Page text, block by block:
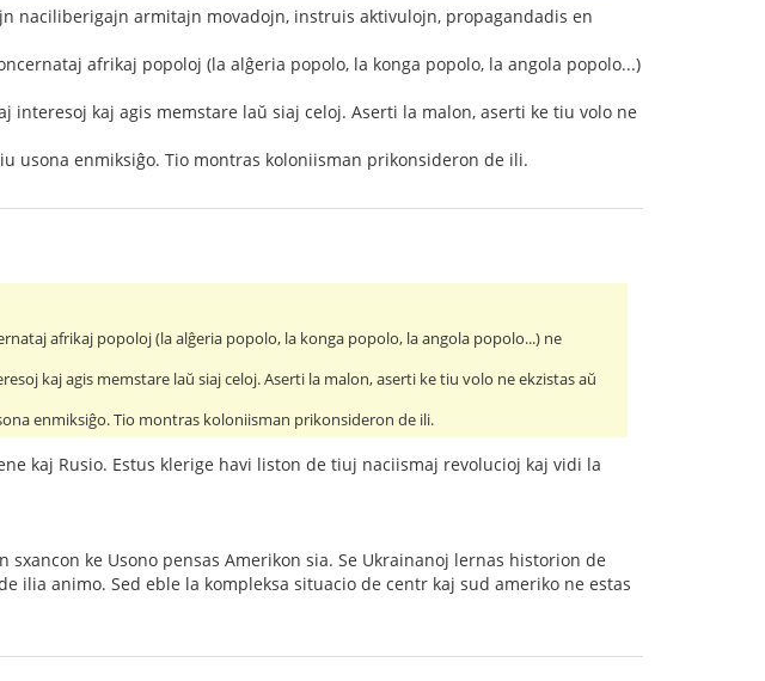
naciliberigajn armitajn movadojn, instruis aktivulojn, propagandadis en
afrikaj popoloj (la alĝeria popolo, la konga popolo, la angola popolo...)
interesoj kaj agis memstare laŭ siaj celoj. Aserti la malon, aserti ke tiu volo ne
usona enmiksiĝo. Tio montras koloniisman prikonsideron de ili.
afrikaj popoloj (la alĝeria popolo, la konga popolo, la angola popolo...) ne
kaj agis memstare laŭ siaj celoj. Aserti la malon, aserti ke tiu volo ne ekzistas aŭ
enmiksiĝo. Tio montras koloniisman prikonsideron de ili.
kaj Rusio. Estus klerige havi liston de tiuj naciismaj revolucioj kaj vidi la
ke Usono pensas Amerikon sia. Se Ukrainanoj lernas historion de
ilia animo. Sed eble la kompleksa situacio de centr kaj sud ameriko ne estas